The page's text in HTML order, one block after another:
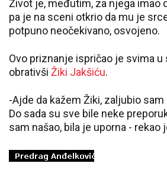
Život je, međutim, za njega imao
pa je na sceni otkrio da mu je
potpuno neočekivano, osvojeno.
Ovo priznanje ispričao je svima
obrativši Žiki Jakšiću.
-Ajde da kažem Žiki, zaljubio
Do sada su sve bile neke
sam našao, bila je uporna - rekao